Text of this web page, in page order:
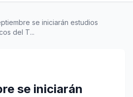
se iniciarán estudios
del T...
se iniciarán